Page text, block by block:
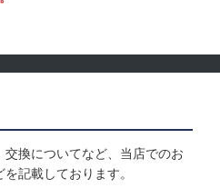
換についてなど、当店でのお
記載しております。